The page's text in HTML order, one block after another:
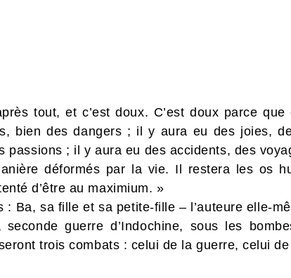
tout, et c’est doux. C’est doux parce
bien des dangers ; il y aura eu des joies,
passions ; il y aura eu des accidents, des
déformés par la vie. Il restera les os
d’être au maximium. »
: Ba, sa fille et sa petite-fille – l’auteure elle-
guerre d’Indochine, sous les
trois combats : celui de la guerre, celui